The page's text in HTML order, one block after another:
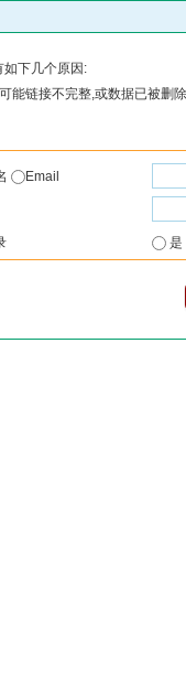
如下几个原因:
能链接不完整,或数据已被删
Email